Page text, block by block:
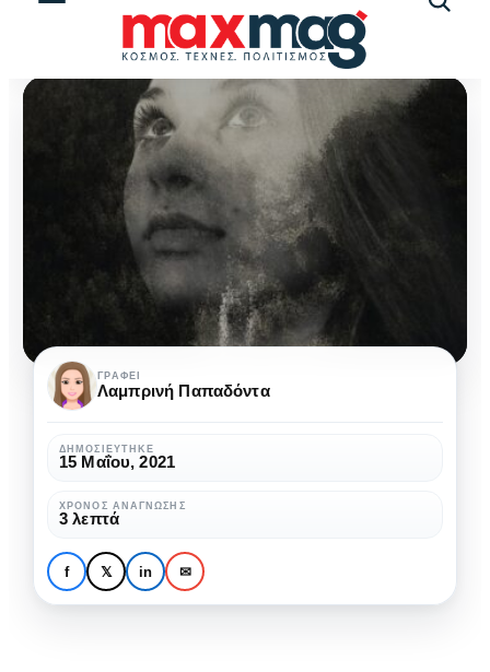
Κεφάλαιο 11ο : « Ένα
κόμμα, πριν την τελεία.»
Κεφάλαιο
11ο
Ένα
κόμμα,
πριν
την
ΓΡΆΦΕΙ
Λαμπρινή Παπαδόντα
ΔΗΜΟΣΙΕΎΤΗΚΕ
15 Μαΐου, 2021
ΧΡΌΝΟΣ ΑΝΆΓΝΩΣΗΣ
3 λεπτά
f 𝕏 in ✉